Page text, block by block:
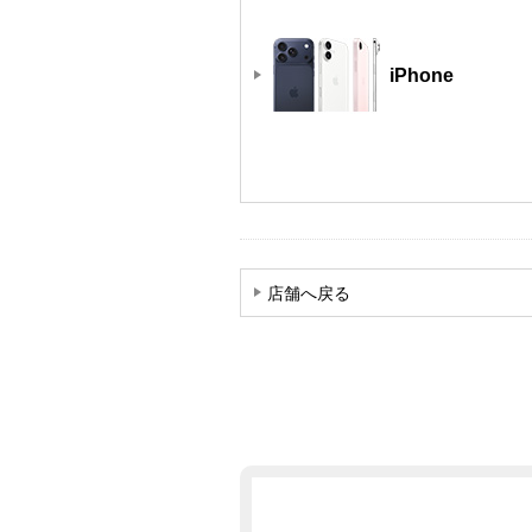
iPhone
店舗へ戻る